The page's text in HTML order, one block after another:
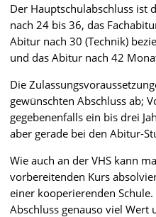
Der Hauptschulabschluss ist
nach 24 bis 36, das
Abitur nach 30 (Technik)
und das Abitur nach 42
Die
gewünschten Abschluss ab;
gegebenenfalls ein bis drei
aber gerade bei den Abitur-
Wie auch an der VHS kann
vorbereitenden Kurs
einer kooperierenden
Abschluss genauso viel Wert